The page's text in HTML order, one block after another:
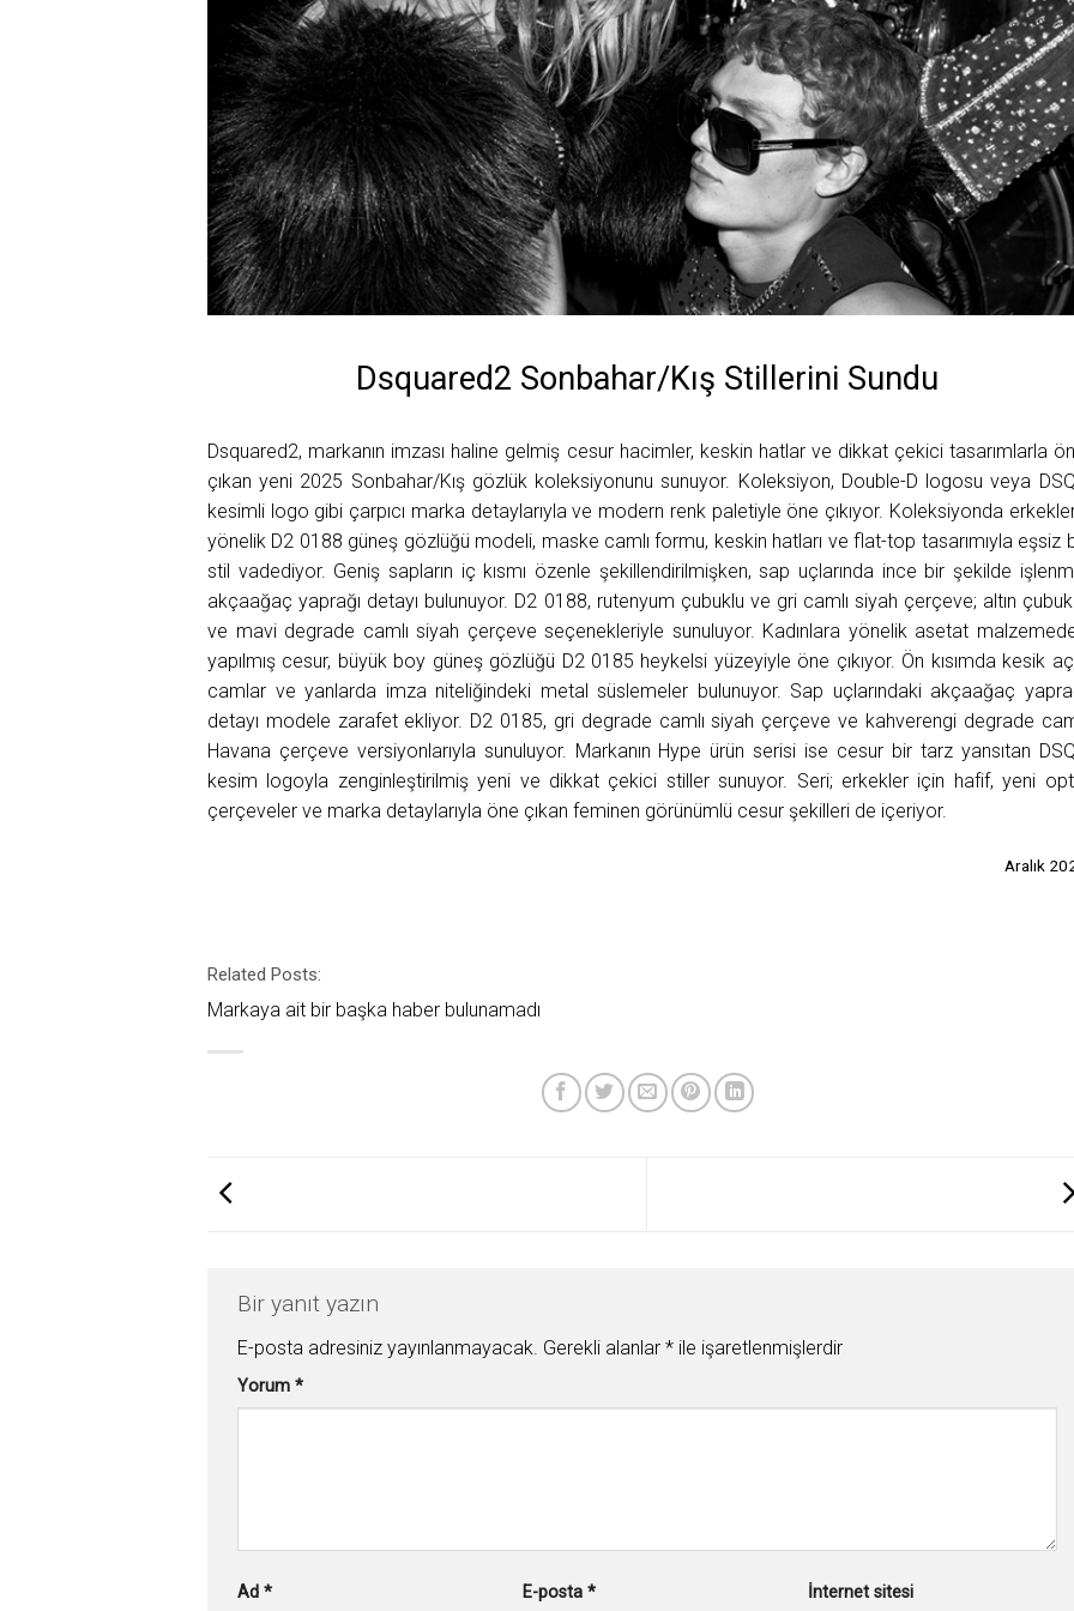
Dsquared2 Sonbahar/Kış Stillerini Sundu
Dsquared2, markanın imzası haline gelmiş cesur hacimler, keskin hatlar ve dikkat çekici tasarımlarla
çıkan yeni 2025 Sonbahar/Kış gözlük koleksiyonunu sunuyor. Koleksiyon, Double-D logosu veya
kesimli logo gibi çarpıcı marka detaylarıyla ve modern renk paletiyle öne çıkıyor. Koleksiyonda
yönelik D2 0188 güneş gözlüğü modeli, maske camlı formu, keskin hatları ve flat-top tasarımıyla eşsiz
stil vadediyor. Geniş sapların iç kısmı özenle şekillendirilmişken, sap uçlarında ince bir şekilde
akçaağaç yaprağı detayı bulunuyor. D2 0188, rutenyum çubuklu ve gri camlı siyah çerçeve; altın
ve mavi degrade camlı siyah çerçeve seçenekleriyle sunuluyor. Kadınlara yönelik asetat
yapılmış cesur, büyük boy güneş gözlüğü D2 0185 heykelsi yüzeyiyle öne çıkıyor. Ön kısımda kesik
camlar ve yanlarda imza niteliğindeki metal süslemeler bulunuyor. Sap uçlarındaki akçaağaç
detayı modele zarafet ekliyor. D2 0185, gri degrade camlı siyah çerçeve ve kahverengi degrade
Havana çerçeve versiyonlarıyla sunuluyor. Markanın Hype ürün serisi ise cesur bir tarz yansıtan
kesim logoyla zenginleştirilmiş yeni ve dikkat çekici stiller sunuyor. Seri; erkekler için hafif, yeni
çerçeveler ve marka detaylarıyla öne çıkan feminen görünümlü cesur şekilleri de içeriyor.
Aralık
Related Posts:
Markaya ait bir başka haber bulunamadı
Bir yanıt yazın
E-posta adresiniz yayınlanmayacak. Gerekli alanlar * ile işaretlenmişlerdir
Yorum *
Ad * E-posta * İnternet sitesi